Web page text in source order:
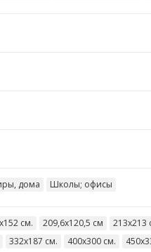
дома
Школы; офисы
см. 209,6х120,5 см 213х213
332х187 см. 400х300 см.